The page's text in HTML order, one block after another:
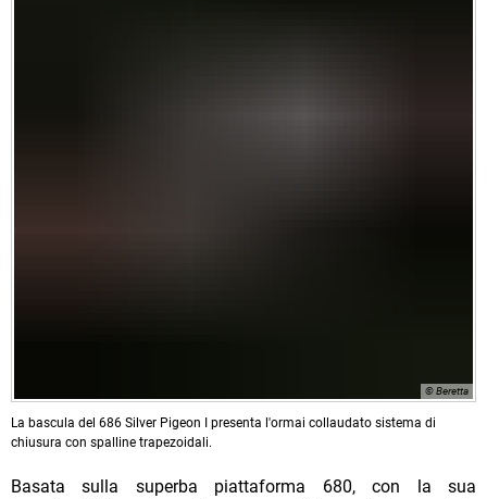
© Beretta
La bascula del 686 Silver Pigeon I presenta l'ormai collaudato sistema di
chiusura con spalline trapezoidali.
Basata sulla superba piattaforma 680, con la sua